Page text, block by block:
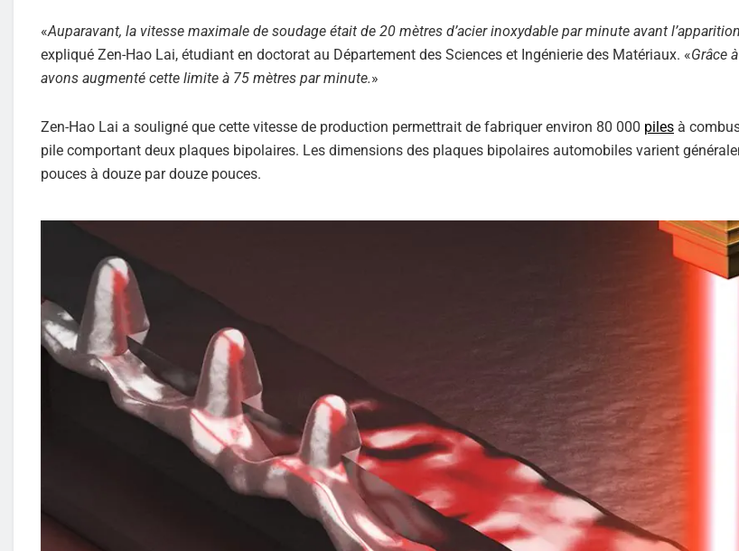
«Auparavant, la vitesse maximale de soudage était de 20 mètres d’acier inoxydable par minute avant
expliqué Zen-Hao Lai, étudiant en doctorat au Département des Sciences et Ingénierie des Matériaux. «Grâce
avons augmenté cette limite à 75 mètres par minute.»
Zen-Hao Lai a souligné que cette vitesse de production permettrait de fabriquer environ 80 000 piles à
pile comportant deux plaques bipolaires. Les dimensions des plaques bipolaires automobiles varient
pouces à douze par douze pouces.